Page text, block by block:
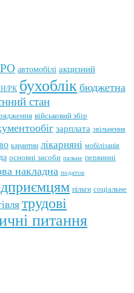
автомобілі акцизний
РК бухоблік бюджетна
стан
військовий збір
зарплата звільнення
карантин лікарняні мобілізація
основні засоби пальне первинні
накладна податок
пільги соціальне
трудові
питання